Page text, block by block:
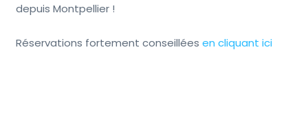
depuis Montpellier !
Réservations fortement conseillées en cliquant ici